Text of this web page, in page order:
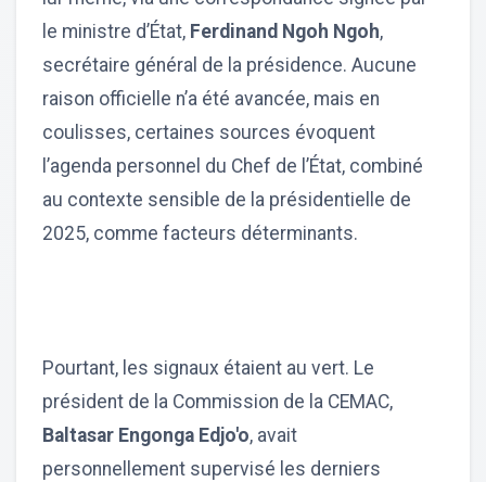
le ministre d’État, Ferdinand Ngoh Ngoh,
secrétaire général de la présidence. Aucune
raison officielle n’a été avancée, mais en
coulisses, certaines sources évoquent
l’agenda personnel du Chef de l’État, combiné
au contexte sensible de la présidentielle de
2025, comme facteurs déterminants.
Pourtant, les signaux étaient au vert. Le
président de la Commission de la CEMAC,
Baltasar Engonga Edjo'o, avait
personnellement supervisé les derniers